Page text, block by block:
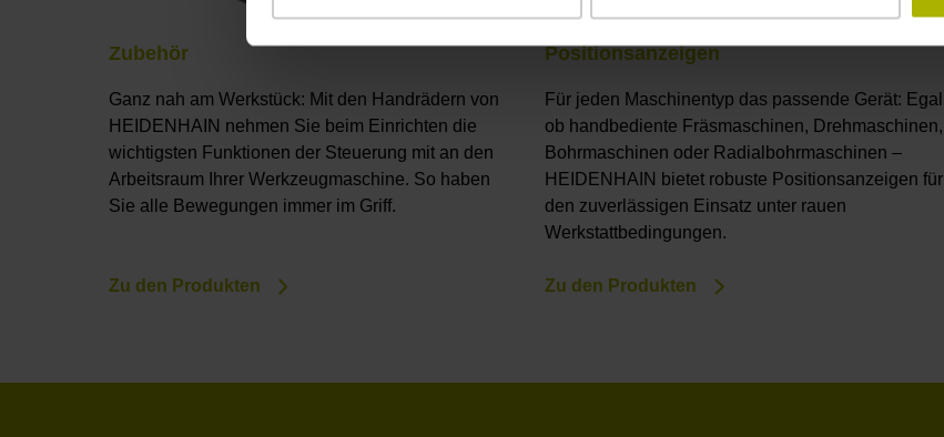
Zubehör
Ganz nah am Werkstück: Mit den Handrädern von
HEIDENHAIN nehmen Sie beim Einrichten die
wichtigsten Funktionen der Steuerung mit an den
Arbeitsraum Ihrer Werkzeugmaschine. So haben
Sie alle Bewegungen immer im Griff.
Zu den Produkten
Positionsanzeigen
Für jeden Maschinentyp das passende Gerät: Egal
ob handbediente Fräsmaschinen, Drehmaschinen,
Bohrmaschinen oder Radialbohrmaschinen –
HEIDENHAIN bietet robuste Positionsanzeigen für
den zuverlässigen Einsatz unter rauen
Werkstattbedingungen.
Zu den Produkten